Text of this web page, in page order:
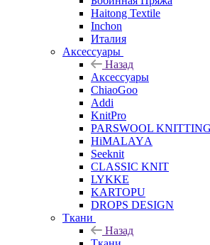
Haitong Textilе
Inchon
Италия
Аксессуары
Назад
Аксессуары
ChiaoGoo
Addi
KnitPro
PARSWOOL
HiMALAYА
Seeknit
CLASSIC KNIT
LYKKE
KАRTOPU
DROPS DЕSIGN
Ткани
Назад